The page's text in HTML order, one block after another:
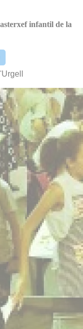
infantil de la